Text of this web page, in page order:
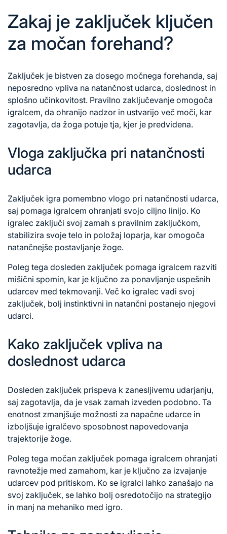
Zakaj je zaključek ključen
za močan forehand?
Zaključek je bistven za dosego močnega forehanda, saj
neposredno vpliva na natančnost udarca, doslednost in
splošno učinkovitost. Pravilno zaključevanje omogoča
igralcem, da ohranijo nadzor in ustvarijo več moči, kar
zagotavlja, da žoga potuje tja, kjer je predvidena.
Vloga zaključka pri natančnosti
udarca
Zaključek igra pomembno vlogo pri natančnosti udarca,
saj pomaga igralcem ohranjati svojo ciljno linijo. Ko
igralec zaključi svoj zamah s pravilnim zaključkom,
stabilizira svoje telo in položaj loparja, kar omogoča
natančnejše postavljanje žoge.
Poleg tega dosleden zaključek pomaga igralcem razviti
mišični spomin, kar je ključno za ponavljanje uspešnih
udarcev med tekmovanji. Več ko igralec vadi svoj
zaključek, bolj instinktivni in natančni postanejo njegovi
udarci.
Kako zaključek vpliva na
doslednost udarca
Dosleden zaključek prispeva k zanesljivemu udarjanju,
saj zagotavlja, da je vsak zamah izveden podobno. Ta
enotnost zmanjšuje možnosti za napačne udarce in
izboljšuje igralčevo sposobnost napovedovanja
trajektorije žoge.
Poleg tega močan zaključek pomaga igralcem ohranjati
ravnotežje med zamahom, kar je ključno za izvajanje
udarcev pod pritiskom. Ko se igralci lahko zanašajo na
svoj zaključek, se lahko bolj osredotočijo na strategijo
in manj na mehaniko med igro.